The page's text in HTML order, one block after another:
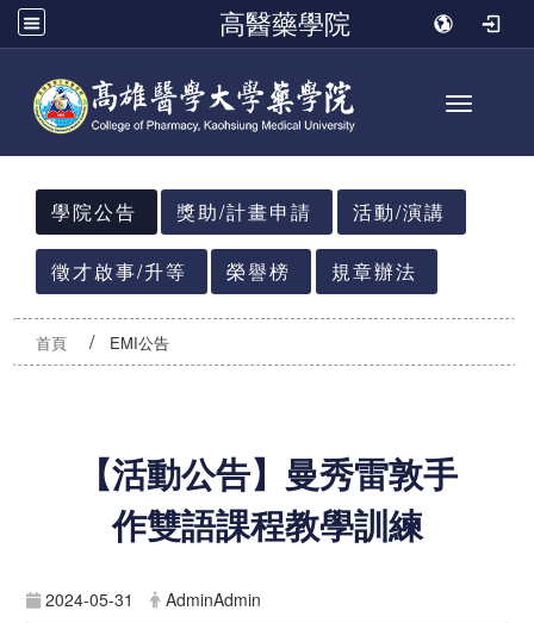
高醫藥學院
Toggle
:::
學院公告
獎助/計畫申請 活動/演講
徵才啟事/升等 榮譽榜 規章辦法
首頁 EMI公告
【活動公告】曼秀雷敦手
作雙語課程教學訓練
2024-05-31 AdminAdmin